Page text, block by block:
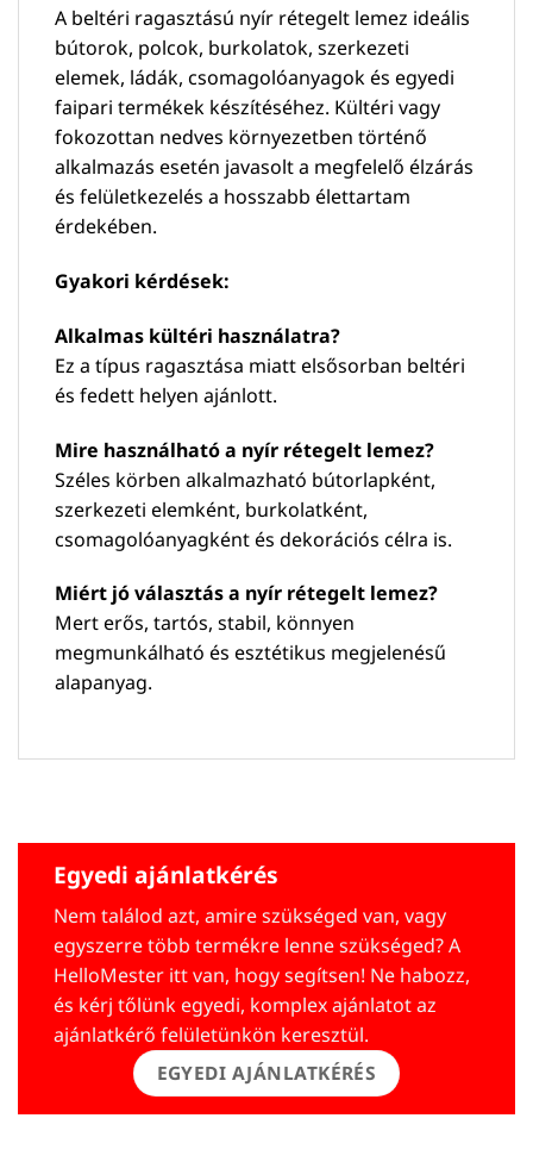
A beltéri ragasztású nyír rétegelt lemez ideális
bútorok, polcok, burkolatok, szerkezeti
elemek, ládák, csomagolóanyagok és egyedi
faipari termékek készítéséhez. Kültéri vagy
fokozottan nedves környezetben történő
alkalmazás esetén javasolt a megfelelő élzárás
és felületkezelés a hosszabb élettartam
érdekében.
Gyakori kérdések:
Alkalmas kültéri használatra?
Ez a típus ragasztása miatt elsősorban beltéri
és fedett helyen ajánlott.
Mire használható a nyír rétegelt lemez?
Széles körben alkalmazható bútorlapként,
szerkezeti elemként, burkolatként,
csomagolóanyagként és dekorációs célra is.
Miért jó választás a nyír rétegelt lemez?
Mert erős, tartós, stabil, könnyen
megmunkálható és esztétikus megjelenésű
alapanyag.
Egyedi ajánlatkérés
Nem találod azt, amire szükséged van, vagy
egyszerre több termékre lenne szükséged? A
HelloMester itt van, hogy segítsen! Ne habozz,
és kérj tőlünk egyedi, komplex ajánlatot az
ajánlatkérő felületünkön keresztül.
EGYEDI AJÁNLATKÉRÉS